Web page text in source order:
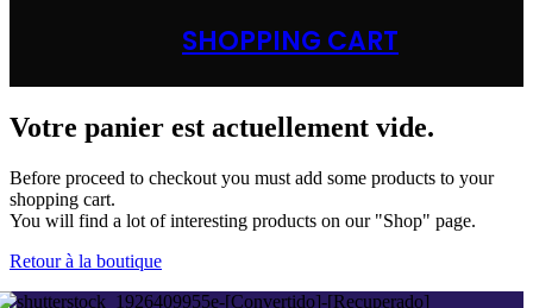
SHOPPING CART
Votre panier est actuellement vide.
Before proceed to checkout you must add some products to your
shopping cart.
You will find a lot of interesting products on our "Shop" page.
Retour à la boutique